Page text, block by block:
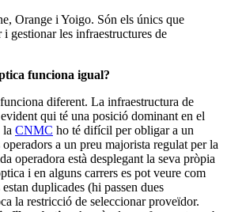
Orange i Yoigo. Són els únics que
gestionar les infraestructures de
funciona igual?
funciona diferent. La infraestructura de
qui té una posició dominant en el
la CNMC ho té difícil per obligar a un
a un preu majorista regulat per la
operadora està desplegant la seva pròpia
i en alguns carrers es pot veure com
duplicades (hi passen dues
la restricció de seleccionar proveïdor.